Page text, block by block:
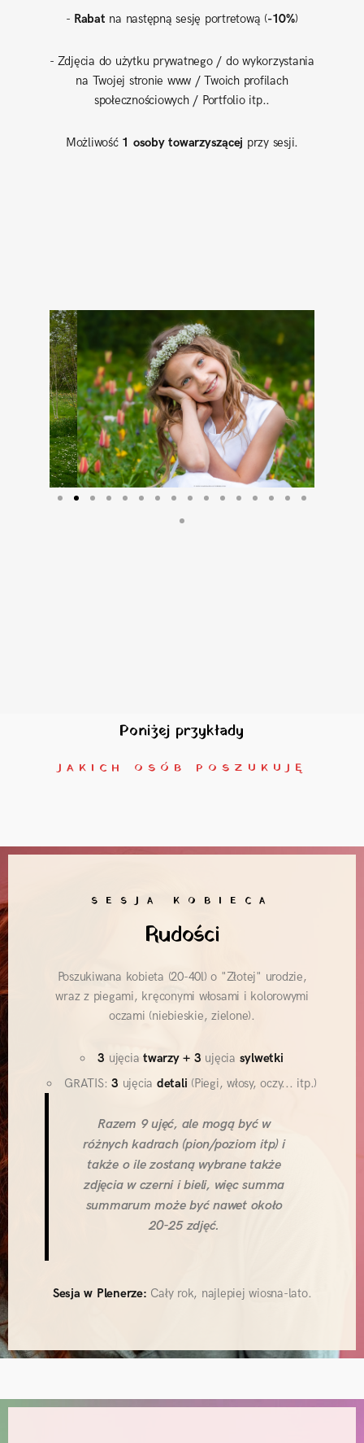
- Rabat na następną sesję portretową (-10%)
- Zdjęcia do użytku prywatnego / do wykorzystania
na Twojej stronie www / Twoich profilach
społecznościowych / Portfolio itp..
Możliwość 1 osoby towarzyszącej przy sesji.
Poniżej przykłady
JAKICH OSÓB POSZUKUJĘ
SESJA KOBIECA
Rudości
Poszukiwana kobieta (20-40l) o "Złotej" urodzie,
wraz z piegami, kręconymi włosami i kolorowymi
oczami (niebieskie, zielone).
3 ujęciatwarzy+ 3 ujęcia sylwetki
GRATIS: 3 ujęcia detali (Piegi, włosy, oczy... itp.)
Razem 9 ujęć, ale mogą być w
różnych kadrach (pion/poziom itp) i
także o ile zostaną wybrane także
zdjęcia w czerni i bieli, więc summa
summarum może być nawet około
20-25 zdjęć.
Sesja w Plenerze: Cały rok, najlepiej wiosna-lato.